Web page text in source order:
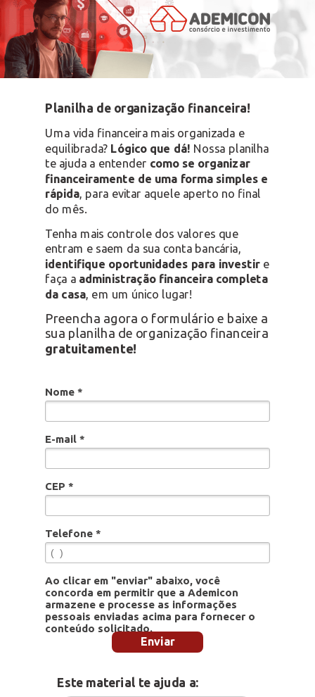
Nome *
E-mail *
CEP *
Telefone *
Ao clicar em "enviar" abaixo, você
concorda em permitir que a Ademicon
armazene e processe as informações
pessoais enviadas acima para fornecer o
conteúdo solicitado.
Enviar
Este material te ajuda a:
Uma vida financeira mais organizada e
equilibrada? Lógico que dá! Nossa planilha
te ajuda a entender como se organizar
financeiramente de uma forma simples e
rápida, para evitar aquele aperto no final
do mês.
Tenha mais controle dos valores que
entram e saem da sua conta bancária,
identifique oportunidades para investire
faça a administração financeira completa
da casa, em um único lugar!
Preencha agora o formulário e baixe a
sua planilha de organização financeira
gratuitamente!
Planilha de organização financeira!